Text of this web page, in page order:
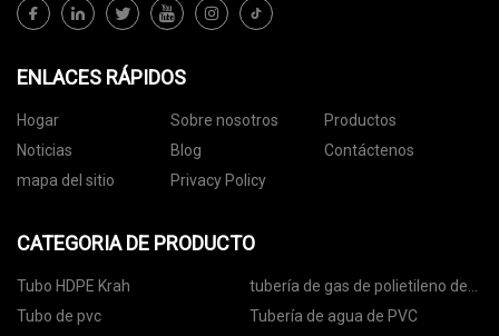
ENLACES RÁPIDOS
Hogar Sobre nosotros
Productos
Noticias
Blog
Contáctenos
mapa del sitio
Privacy Policy
CATEGORIA DE PRODUCTO
Tubo HDPE Krah
tubería de gas de polietileno de
alta densidad
Tubo de pvc
Tubería de agua de PVC